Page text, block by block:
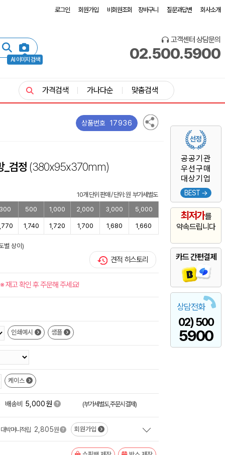
로그인 회원가입 비회원조회 장바구니 질문과답변 회사소개
AI 이미지 검색
고객센터 상담문의
02.500.5900
공공기관
우선구매
대상기업
BEST →
최저가를
약속드립니다
카드 간편결제
상담전화
02) 500
5900
가격검색 가나다순 맞춤검색
상품번호 17936
_검정 (380x95x370mm)
10개 단위 판매 / 단위: 원 부가세별도
300 500 1,000 2,000 3,000 5,000
1,740 1,720 1,700 1,680 1,660
별 상이)
견적 히스토리
※ 재고 확인 후 주문해 주세요!
인쇄예시 샘플
케이스
배송비 5,000원 (부가세별도,주문시결제)
대박머니적립 2,805원 회원가입